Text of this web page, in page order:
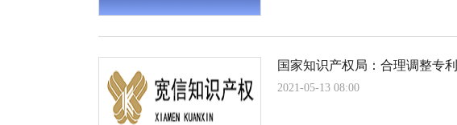
国家知识产权局：合理调整专
2021-05-13 08:00